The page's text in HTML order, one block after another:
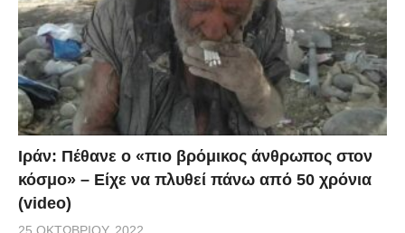
Ιράν: Πέθανε ο «πιο βρόμικος άνθρωπος στον
κόσμο» – Είχε να πλυθεί πάνω από 50 χρόνια
(video)
25 ΟΚΤΩΒΡΊΟΥ, 2022